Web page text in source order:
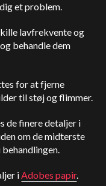
et problem.
lavfrekvente og
behandle dem
for at fjerne
til støj og flimmer.
de finere detaljer i
om de midterste
iAdobes papir.